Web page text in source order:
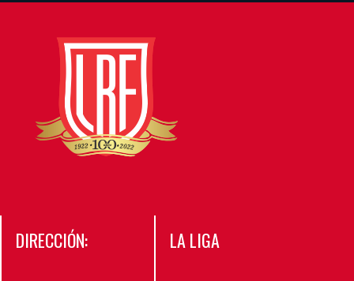
DIRECCIÓN: LA LIGA